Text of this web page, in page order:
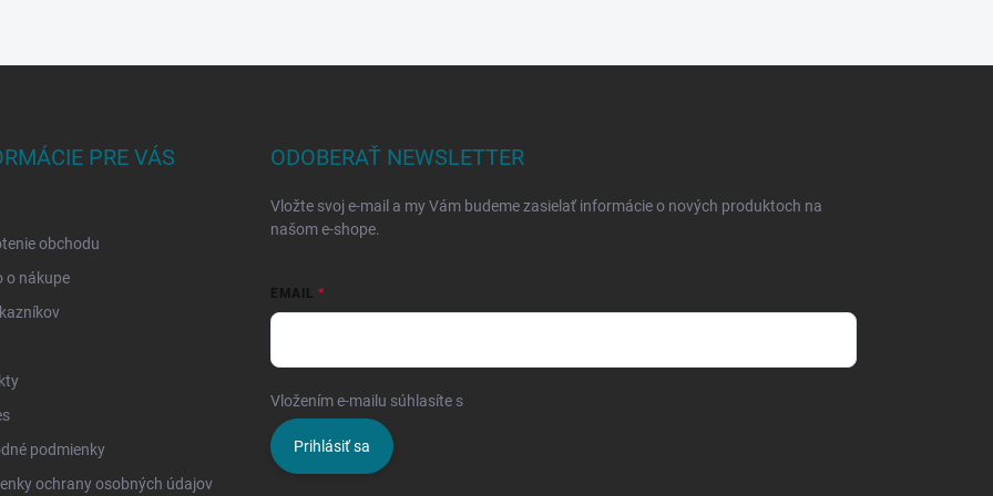
PRE VÁS
obchodu
o nákupe
podmienky
ochrany osobných údajov
ODOBERAŤ NEWSLETTER
Vložte svoj e-mail a my Vám budeme zasielať informácie o nových produktoch na
našom e-shope.
EMAIL
Vložením e-mailu súhlasíte s
Prihlásiť sa